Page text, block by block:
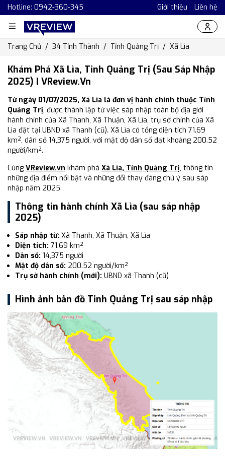
Hotline: 0942-360-345 Giới thiệu Liên hệ
Trang Chủ 34 Tỉnh Thành Tỉnh Quảng Trị Xã Lìa
Khám Phá Xã Lìa, Tỉnh Quảng Trị (Sau Sáp Nhập
2025) | VReview.vn
Từ ngày 01/07/2025, Xã Lìa là đơn vị hành chính thuộc Tỉnh
Quảng Trị, được thành lập từ việc sáp nhập toàn bộ địa giới
hành chính của Xã Thanh, Xã Thuận, Xã Lìa, trụ sở chính của Xã
Lìa đặt tại UBND xã Thanh (cũ). Xã Lìa có tổng diện tích 71.69
km², dân số 14,375 người, với mật độ dân số đạt khoảng 200.52
người/km².
Cùng VReview.vn khám phá Xã Lìa, Tỉnh Quảng Trị, thông tin
những địa điểm nổi bật và những đổi thay đáng chú ý sau sáp
nhập năm 2025.
Thông tin hành chính Xã Lìa (sau sáp nhập
2025)
Sáp nhập từ: Xã Thanh, Xã Thuận, Xã Lìa
Diện tích: 71.69 km²
Dân số: 14,375 người
Mật độ dân số: 200.52 người/km²
Trụ sở hành chính (mới): UBND xã Thanh (cũ)
Hình ảnh bản đồ Tỉnh Quảng Trị sau sáp nhập